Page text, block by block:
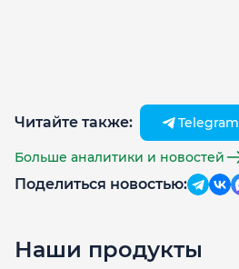
Читайте также: Telegram
Больше аналитики и новостей
Поделиться новостью:
Наши продукты